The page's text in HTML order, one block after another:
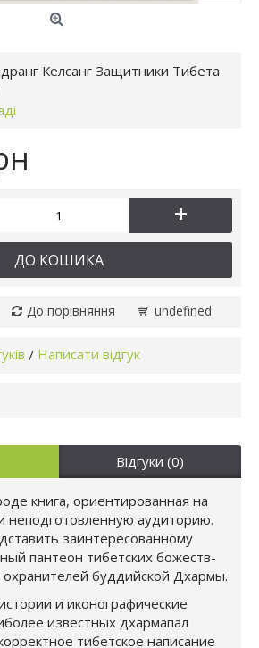
Келсанг Защитники Тибета
+
ДО КОШИКА
До порівняння undefined
/ Написати відгук
Відгуки (0)
книга, ориентированная на
неподготовленную аудиторию.
заинтересованному
пантеон тибетских божеств-
буддийской Дхармы.
и иконографические
известных дхармапал
тибетское написание